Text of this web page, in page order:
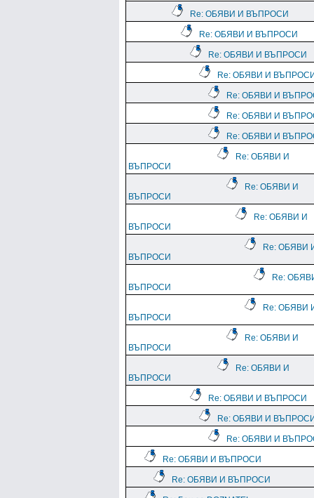
Re: ОБЯВИ И ВЪПРОСИ
Re: ОБЯВИ И ВЪПРОСИ
Re: ОБЯВИ И ВЪПРОСИ
Re: ОБЯВИ И
Re: ОБЯВИ И
Re: ОБЯВИ И
Re: ОБЯВИ И
Re: ОБЯВИ И
ВЪПРОСИ
Re: ОБЯВИ И
ВЪПРОСИ
Re: ОБЯВИ И
ВЪПРОСИ
Re: ОБЯВИ
ВЪПРОСИ
Re:
ВЪПРОСИ
Re: ОБЯВИ
ВЪПРОСИ
Re: ОБЯВИ И
ВЪПРОСИ
Re: ОБЯВИ И
ВЪПРОСИ
Re: ОБЯВИ И ВЪПРОСИ
Re: ОБЯВИ И
Re: ОБЯВИ И
Re: ОБЯВИ И ВЪПРОСИ
Re: ОБЯВИ И ВЪПРОСИ